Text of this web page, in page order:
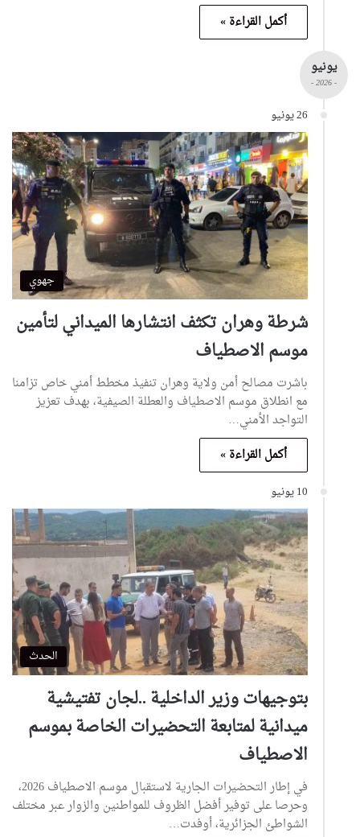
أكمل القراءة »
يونيو
- 2026 -
26 يونيو
جهوي
شرطة وهران تكثف انتشارها الميداني لتأمين
موسم الاصطياف
باشرت مصالح أمن ولاية وهران تنفيذ مخطط أمني خاص تزامنا
مع انطلاق موسم الاصطياف والعطلة الصيفية، بهدف تعزيز
التواجد الأمني…
أكمل القراءة »
10 يونيو
الحدث
بتوجيهات وزير الداخلية ..لجان تفتيشية
ميدانية لمتابعة التحضيرات الخاصة بموسم
الاصطياف
في إطار التحضيرات الجارية لاستقبال موسم الاصطياف 2026،
وحرصا على توفير أفضل الظروف للمواطنين والزوار عبر مختلف
الشواطئ الجزائرية، أوفدت…